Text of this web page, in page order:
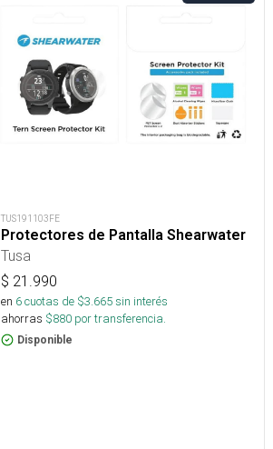
TUS191103FE
Protectores de Pantalla Shearwater
Tusa
$ 21.990
en 6cuotas de $3.665sin interés
ahorras $880 por transferencia.
Disponible